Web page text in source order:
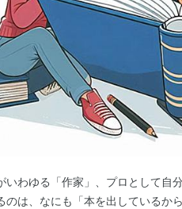
いわゆる「作家」、プロとして自
のは、なにも「本を出しているか